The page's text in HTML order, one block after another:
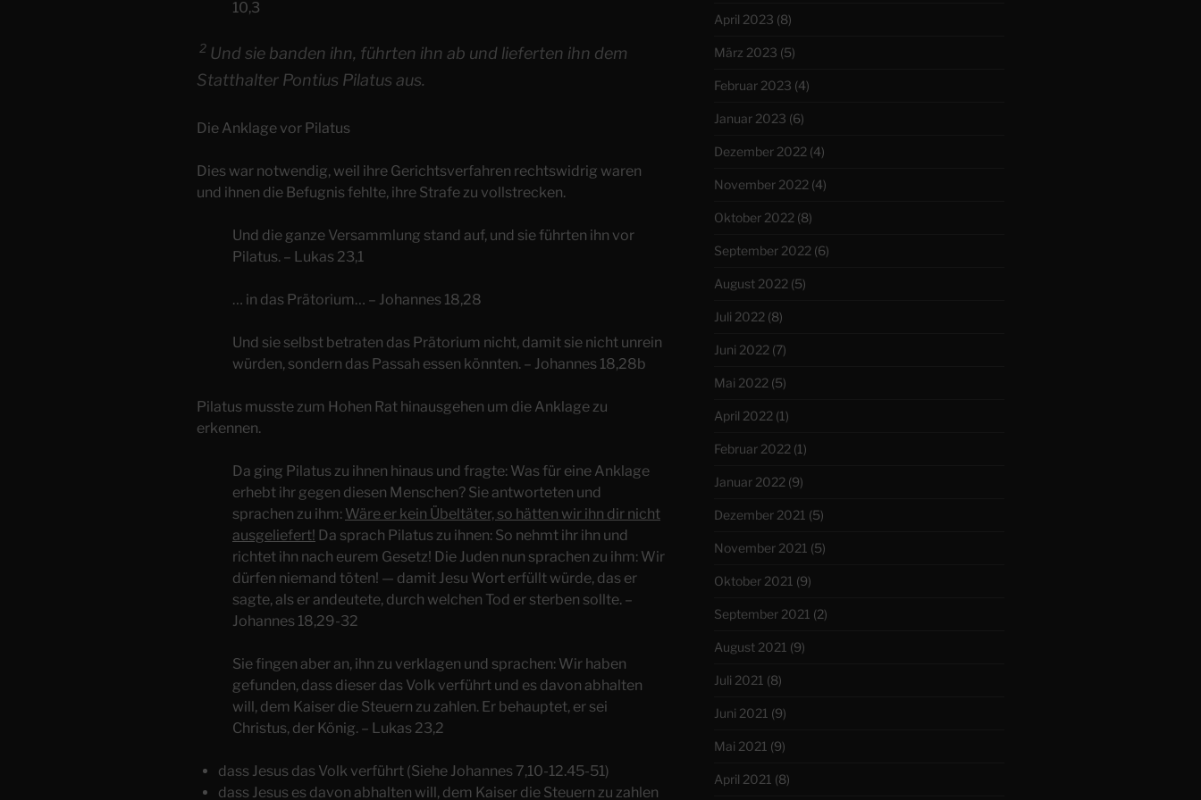
10,3
2 Und sie banden ihn, führten ihn ab und lieferten ihn dem
Statthalter Pontius Pilatus aus.
Die Anklage vor Pilatus
Dies war notwendig, weil ihre Gerichtsverfahren rechtswidrig waren
und ihnen die Befugnis fehlte, ihre Strafe zu vollstrecken.
Und die ganze Versammlung stand auf, und sie führten ihn vor
Pilatus. – Lukas 23,1
… in das Prätorium… – Johannes 18,28
Und sie selbst betraten das Prätorium nicht, damit sie nicht unrein
würden, sondern das Passah essen könnten. – Johannes 18,28b
Pilatus musste zum Hohen Rat hinausgehen um die Anklage zu
erkennen.
Da ging Pilatus zu ihnen hinaus und fragte: Was für eine Anklage
erhebt ihr gegen diesen Menschen? Sie antworteten und
sprachen zu ihm: Wäre er kein Übeltäter, so hätten wir ihn dir nicht
ausgeliefert! Da sprach Pilatus zu ihnen: So nehmt ihr ihn und
richtet ihn nach eurem Gesetz! Die Juden nun sprachen zu ihm: Wir
dürfen niemand töten! — damit Jesu Wort erfüllt würde, das er
sagte, als er andeutete, durch welchen Tod er sterben sollte. –
Johannes 18,29-32
Sie fingen aber an, ihn zu verklagen und sprachen: Wir haben
gefunden, dass dieser das Volk verführt und es davon abhalten
will, dem Kaiser die Steuern zu zahlen. Er behauptet, er sei
Christus, der König. – Lukas 23,2
dass Jesus das Volk verführt (Siehe Johannes 7,10-12.45-51)
dass Jesus es davon abhalten will, dem Kaiser die Steuern zu zahlen
April 2023 (8)
März 2023 (5)
Februar 2023 (4)
Januar 2023 (6)
Dezember 2022(4)
November 2022(4)
Oktober 2022(8)
September 2022(6)
August 2022(5)
Juli 2022(8)
Juni 2022(7)
Mai 2022(5)
April 2022(1)
Februar 2022(1)
Januar 2022(9)
Dezember 2021 (5)
November 2021 (5)
Oktober 2021 (9)
September 2021 (2)
August 2021 (9)
Juli 2021 (8)
Juni 2021 (9)
Mai 2021 (9)
April 2021 (8)